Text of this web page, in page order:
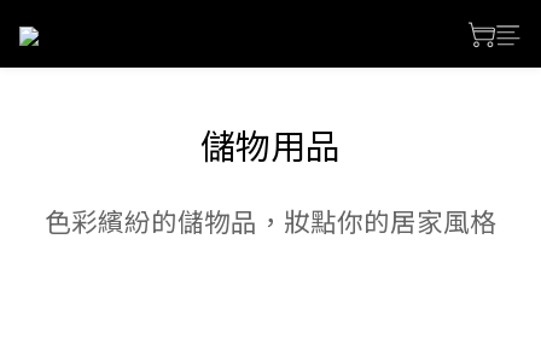
儲物用品
色彩繽紛的儲物品，妝點你的居家風格